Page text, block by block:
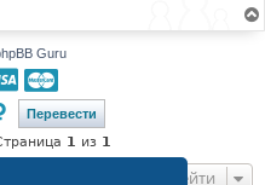
Guru
1 из 1
Перейти